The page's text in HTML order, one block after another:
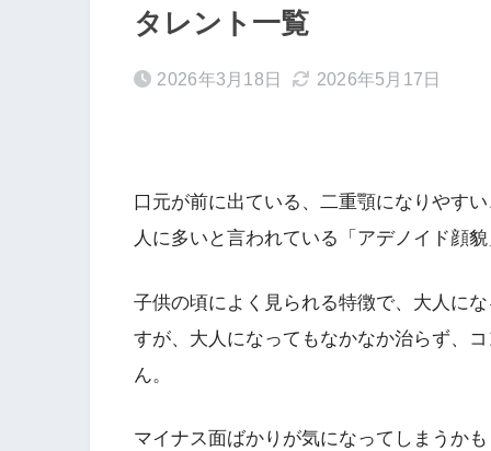
タレント一覧
2026年3月18日 2026年5月17日
口元が前に出ている、二重顎になりやす
人に多いと言われている「アデノイド顔
子供の頃によく見られる特徴で、大人に
すが、大人になってもなかなか治らず、
ん。
マイナス面ばかりが気になってしまうか